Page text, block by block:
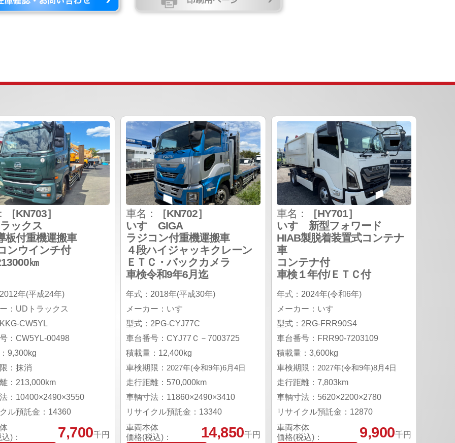
［KN703］
ックス
板付重機運搬車
ンウインチ付
㎞
年(平成24年)
：UDトラックス
CW5YL
：CW5YL-00498
9,300kg
：抹消
：213,000km
：10400×2490×3550
ル預託金：14360
)：
7,700千円
車名：
［KN702］
いすゞGIGA
ラジコン付重機運搬車
４段ハイジャッキクレーン
ＥＴＣ・バックカメラ
車検令和9年6月迄
年式：2018年(平成30年)
メーカー：いすゞ
型式：2PG-CYJ77C
車台番号：CYJ77Ｃ－7003725
積載量：12,400kg
車検期限： 2027年(令和9年)6月4日
走行距離：570,000km
車輌寸法：11860×2490×3410
リサイクル預託金：13340
車両本体
価格(税込)：
14,850千円
車名：
［HY701］
いすゞ新型フォワード
HIAB製脱着装置式コンテナ
車
コンテナ付
車検１年付/ＥＴＣ付
年式：2024年(令和6年)
メーカー：いすゞ
型式：2RG-FRR90S4
車台番号：FRR90-7203109
積載量：3,600kg
車検期限： 2027年(令和9年)8月4日
走行距離：7,803km
車輌寸法：5620×2200×2780
リサイクル預託金：12870
車両本体
価格(税込)：
9,900千円